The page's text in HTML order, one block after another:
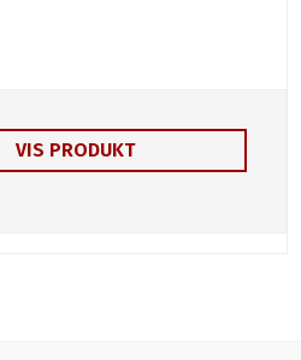
VIS PRODUKT